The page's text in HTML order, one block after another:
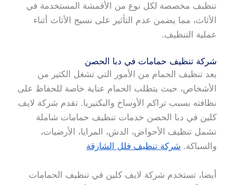
تنظيف مخصصة لكل نوع من الأقمشة المستخدمة في
الأثاث، مما يضمن عدم التأثير على نسيج الأثاث أثناء
عملية التنظيف.
شركة تنظيف حمامات في دبا الحصن
يعد تنظيف الحمام من الأمور التي تشغل الكثير من
الأشخاص، حيث يتطلب الحمام عناية خاصة للحفاظ على
نظافته بسبب تراكم الأوساخ والبكتيريا. تقدم شركة لايف
كلين في دبا الحصن خدمات تنظيف حمامات شاملة
تشمل تنظيف الأحواض، الدش، المرايا، الأرضيات،
والسباكة. شركة تنظيف فلل الشارقة
أيضا، تستخدم شركة لايف كلين في تنظيف الحمامات